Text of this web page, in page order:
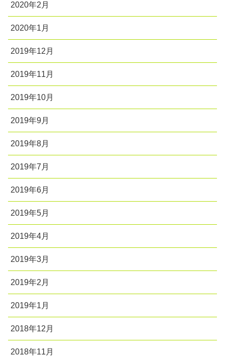
2020年2月
2020年1月
2019年12月
2019年11月
2019年10月
2019年9月
2019年8月
2019年7月
2019年6月
2019年5月
2019年4月
2019年3月
2019年2月
2019年1月
2018年12月
2018年11月